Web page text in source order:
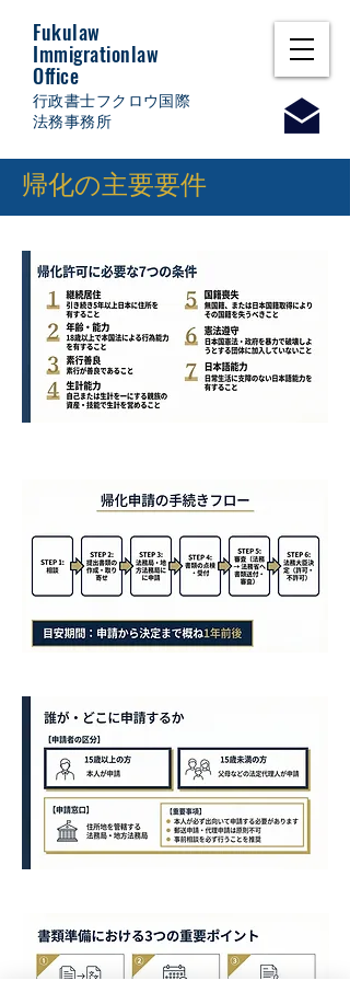
Fukulaw
Immigrationlaw
Office
行政書士フクロウ国際
法務事務所
​帰化の主要要件